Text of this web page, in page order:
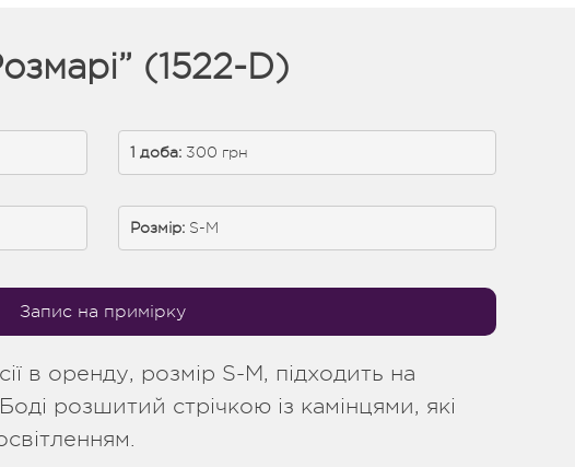
(1522-D)
1 доба: 300 грн
Розмір: S-M
Запис на примірку
в оренду, розмір S-M, підходить на
розшитий стрічкою із камінцями, які